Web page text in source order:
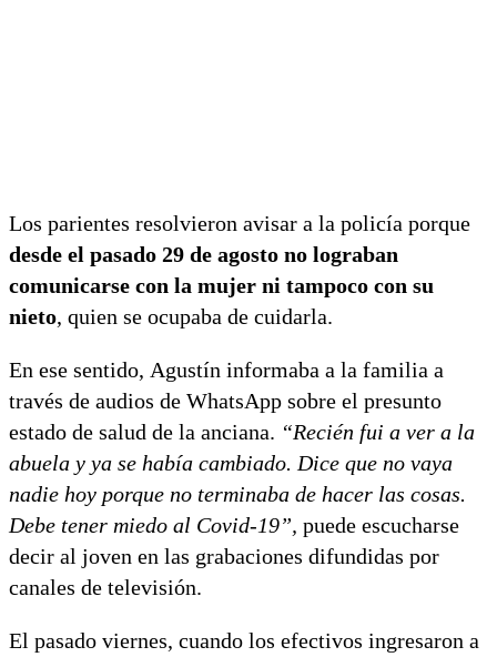
Los parientes resolvieron avisar a la policía porque
desde el pasado 29 de agosto no lograban
comunicarse con la mujer ni tampoco con su
nieto, quien se ocupaba de cuidarla.
En ese sentido, Agustín informaba a la familia a
través de audios de WhatsApp sobre el presunto
estado de salud de la anciana. “Recién fui a ver a la
abuela y ya se había cambiado. Dice que no vaya
nadie hoy porque no terminaba de hacer las cosas.
Debe tener miedo al Covid-19”, puede escucharse
decir al joven en las grabaciones difundidas por
canales de televisión.
El pasado viernes, cuando los efectivos ingresaron a